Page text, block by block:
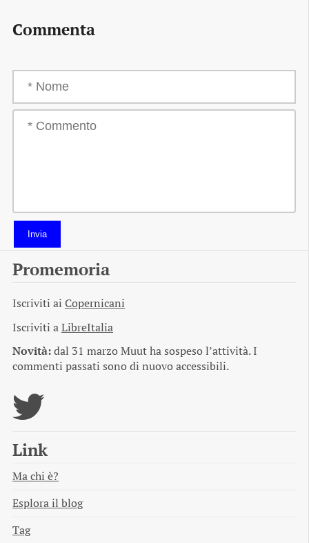
Commenta
Invia
Promemoria
Iscriviti ai Copernicani
Iscriviti aLibreItalia
Novità:dal 31 marzo Muut ha sospeso l’attività. I
commenti passati sono di nuovo accessibili.
Link
Ma chi è?
Esplora il blog
Tag